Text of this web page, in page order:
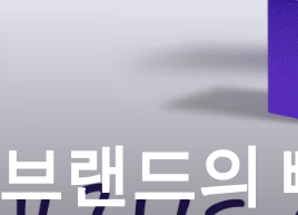
브랜드의